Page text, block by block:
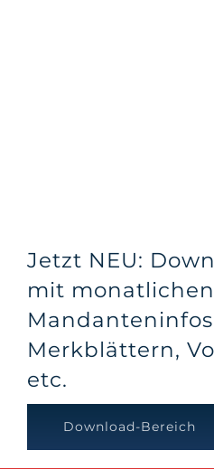
Jetzt NEU:
mit monatlichen
Merkblättern,
etc.
Download-Bereich